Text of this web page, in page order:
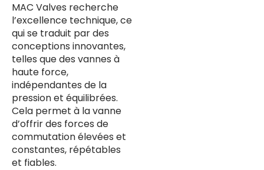
MAC Valves recherche
l’excellence technique, ce
qui se traduit par des
conceptions innovantes,
telles que des vannes à
haute force,
indépendantes de la
pression et équilibrées.
Cela permet à la vanne
d’offrir des forces de
commutation élevées et
constantes, répétables
et fiables.